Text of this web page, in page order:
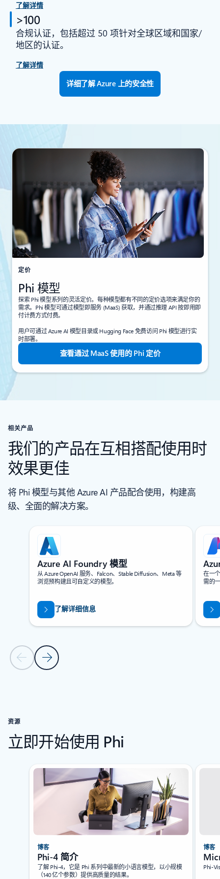
了解详情
>100
合规认证，包括超过 50 项针对全球区域和国家/
地区的认证。
了解详情
详细了解 Azure 上的安全性
定价
Phi 模型
探索 Phi 模型系列的灵活定价。每种模型都有不同的定价选项来满足你的
需求。Phi 模型可通过模型即服务 (MaaS) 获取，并通过推理 API 按即用即
付计费方式付费。
用户可通过 Azure AI 模型目录或 Hugging Face 免费访问 Phi 模型进行实
时部署。
查看通过 MaaS 使用的 Phi 定价
相关产品
我们的产品在互相搭配使用时
效果更佳
将 Phi 模型与其他 Azure AI 产品配合使用，构建高
级、全面的解决方案。
正在显示第 1 张幻灯片，共 4 张
上一张幻灯片下一张幻灯片
Azure AI Foundry 模型
从 Azure OpenAI 服务、Falcon、Stable Diffusion、Meta 等
浏览预构建且可自定义的模型。
了解详细信息
在一
需的
资源
立即开始使用 Phi
正在显示幻灯片 1/6
博客
Phi-4 简介
了解 Phi-4，它是 Phi 系列中最新的小语言模型，以小规模
（140 亿个参数）提供高质量的结果。
博客
Phi-